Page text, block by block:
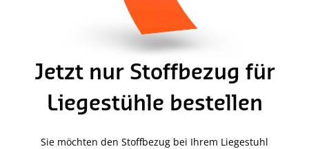
Jetzt nur Stoffbezug für
Liegestühle bestellen
Sie möchten den Stoffbezug bei Ihrem Liegestuhl